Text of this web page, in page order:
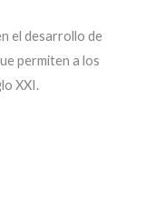
el desarrollo de
permiten a los
XXI.